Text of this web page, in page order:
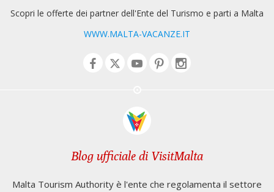
Scopri le offerte dei partner dell'Ente del Turismo e parti a Malta
WWW.MALTA-VACANZE.IT
Blog ufficiale di VisitMalta
Malta Tourism Authority è l'ente che regolamenta il settore